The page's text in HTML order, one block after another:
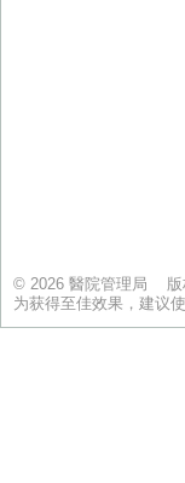
© 2026 醫院管理局
为获得至佳效果，建议